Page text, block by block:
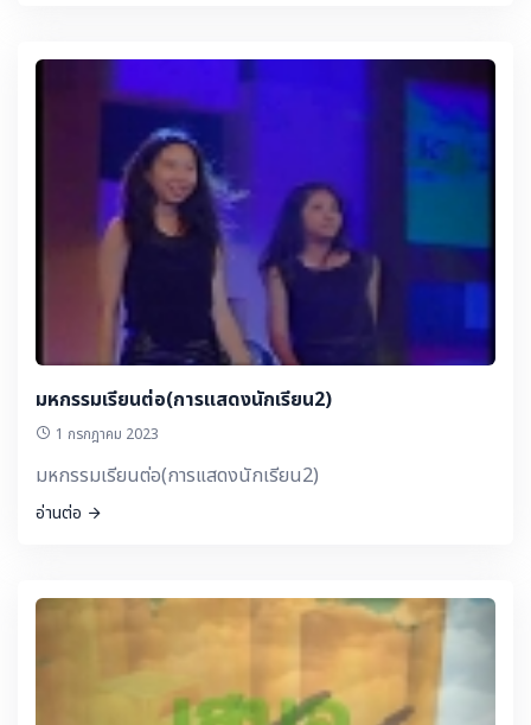
มหกรรมเรียนต่อ(การแสดงนักเรียน2)
1 กรกฎาคม 2023
มหกรรมเรียนต่อ(การแสดงนักเรียน2)
อ่านต่อ